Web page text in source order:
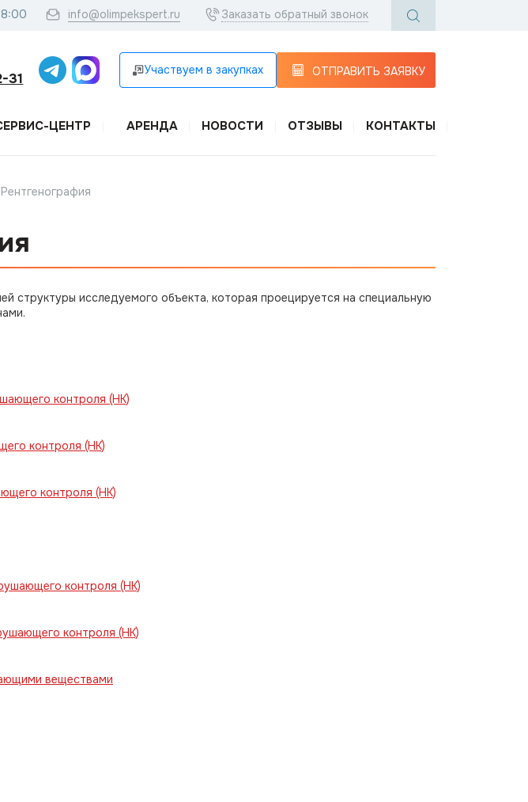
info@olimpekspert.ru Заказать обратный звонок
31
Участвуем в закупках ОТПРАВИТЬ ЗАЯВКУ
ЦЕНТР АРЕНДА НОВОСТИ ОТЗЫВЫ КОНТАКТЫ
Рентгенография
структуры исследуемого объекта, которая проецируется на специальную
контроля (НК)
контроля (НК)
контроля (НК)
контроля (НК)
контроля (НК)
веществами